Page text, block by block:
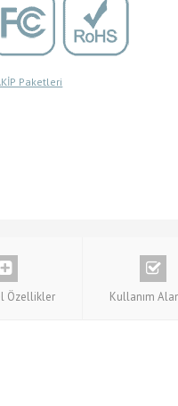
Paketleri
Özellikler Kullanım